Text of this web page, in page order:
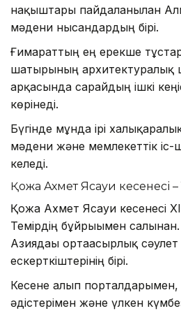
нақыштары пайдаланылған
мәдени нысандардың бірі.
Ғимараттың ең ерекше
шатырының архитектуралық
арқасында сарайдың ішкі
көрінеді.
Бүгінде мұнда ірі
мәдени және мемлекеттік іс-
келеді.
Қожа Ахмет Ясауи кесенесі –
Қожа Ахмет Ясауи кесенесі
Темірдің бұйрығымен
Азиядағы ортағасырлық
ескерткіштерінің бірі.
Кесене алып порталдарымен,
әдістерімен және үлкен